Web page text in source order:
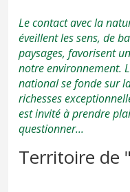
Le contact avec la
éveillent les sens, de
paysages, favorisent
notre environnement.
national se fonde sur
richesses
est invité à prendre
questionner...
Territoire de